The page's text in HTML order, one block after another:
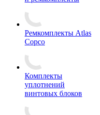
Ремкомплекты Atlas
Copco
Комплекты
уплотнений
винтовых блоков